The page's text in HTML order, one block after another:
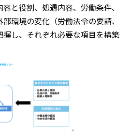
と役割、処遇内容、労働条件、
環境の変化（労働法令の要請、
し、それぞれ必要な項目を構築